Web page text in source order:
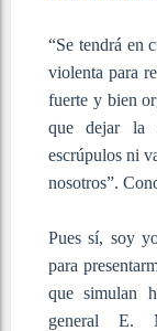
“Se tendrá en
violenta para
fuerte y bien
que dejar la
escrúpulos ni
nosotros”.
Pues sí, soy
para
que simulan
general E.